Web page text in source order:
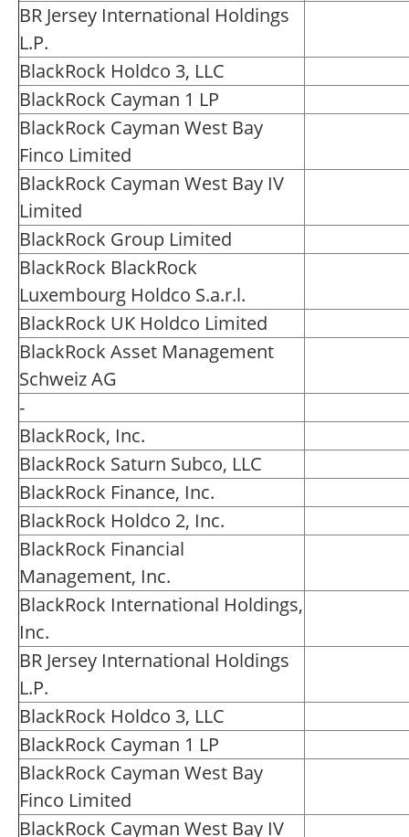
BR Jersey International Holdings
L.P.
BlackRock Holdco 3, LLC
BlackRock Cayman 1 LP
BlackRock Cayman West Bay
Finco Limited
BlackRock Cayman West Bay IV
Limited
BlackRock Group Limited
BlackRock BlackRock
Luxembourg Holdco S.a.r.l.
BlackRock UK Holdco Limited
BlackRock Asset Management
Schweiz AG
-
BlackRock, Inc.
BlackRock Saturn Subco, LLC
BlackRock Finance, Inc.
BlackRock Holdco 2, Inc.
BlackRock Financial
Management, Inc.
BlackRock International Holdings,
Inc.
BR Jersey International Holdings
L.P.
BlackRock Holdco 3, LLC
BlackRock Cayman 1 LP
BlackRock Cayman West Bay
Finco Limited
BlackRock Cayman West Bay IV